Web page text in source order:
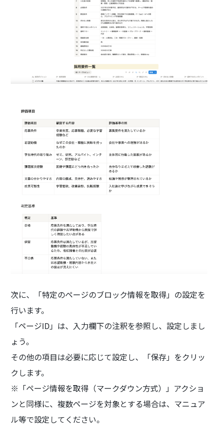
次に、「特定のページのブロック情報を取得」の設定を
行います。
「ページID」は、入力欄下の注釈を参照し、設定しまし
ょう。
その他の項目は必要に応じて設定し、「保存」をクリッ
クします。
※「ページ情報を取得（マークダウン方式）」アクショ
ンと同様に、複数ページを対象とする場合は、マニュア
ル等で設定してください。